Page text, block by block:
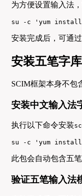
为方便设置输入法
su -c 'yum install
安装完成后，可通
安装五笔字
SCIM框架本身不包
安装中文输入法
执行以下命令安装
su -c 'yum
此包会自动包含五
验证五笔输入法